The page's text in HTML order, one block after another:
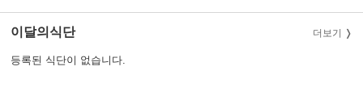
이달의식단 더보기
등록된 식단이 없습니다.